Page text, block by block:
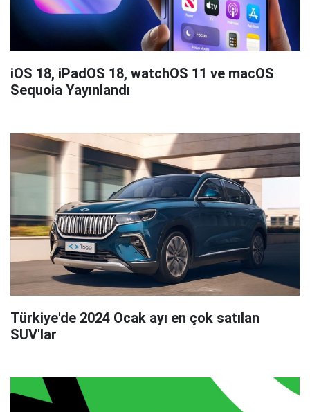
iOS 18, iPadOS 18, watchOS 11 ve macOS
Sequoia Yayınlandı
Türkiye'de 2024 Ocak ayı en çok satılan
SUV'lar